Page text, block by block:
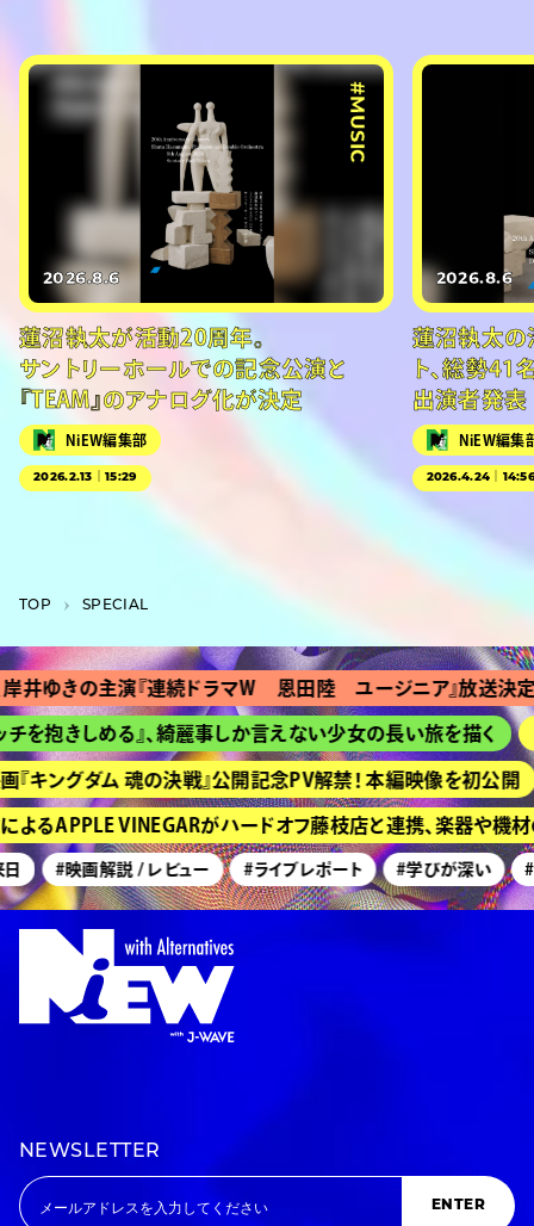
#MUSIC
2026.8.6
蓮沼執太が活動20周年。
サントリーホールでの記念公演と
『TEAM』のアナログ化が決定
NiEW編集部
2026.2.13｜15:29
2026.8.6
蓮沼執太の
ト、総勢41
出演者発表
NiEW編集
2026.4.24｜
TOP SPECIAL
井ゆきの主演『連続ドラマＷ 恩田陸 ユージニア』放送決定
を抱きしめる』、綺麗事しか言えない少女の長い旅を描く
ングダム 魂の決戦』公開記念PV解禁！ 本編映像を初公開
るAPPLE VINEGARがハードオフ藤枝店と連携、楽器や機材
#映画解説 / レビュー #ライブレポート #学びが深い #
NEWSLETTER
ENTER